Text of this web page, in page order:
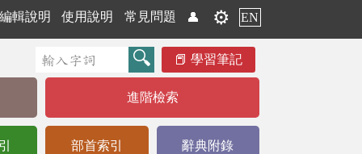
編輯說明 使用說明 常見問題 👤 ⚙️ EN
學習筆記
進階檢索
部首索引 辭典附錄